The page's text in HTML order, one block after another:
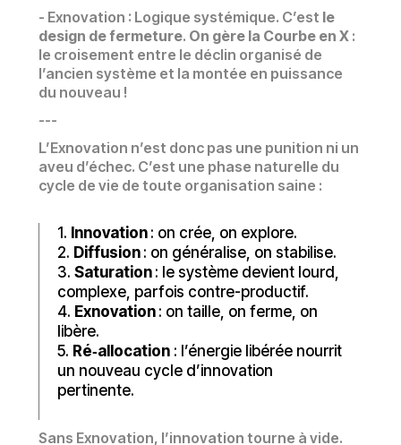
- Exnovation : Logique systémique. C’est le
design de fermeture. On gère la Courbe en X:
le croisement entre le déclin organisé de
l’ancien système et la montée en puissance
du nouveau !
---
L’Exnovation n’est donc pas une punition ni un
aveu d’échec. C’est une phase naturelle du
cycle de vie de toute organisation saine :
1. Innovation : on crée, on explore.
2. Diffusion : on généralise, on stabilise.
3. Saturation : le système devient lourd,
complexe, parfois contre-productif.
4. Exnovation : on taille, on ferme, on
libère.
5. Ré‑allocation: l’énergie libérée nourrit
un nouveau cycle d’innovation
pertinente.
Sans Exnovation, l’innovation tourne à vide.